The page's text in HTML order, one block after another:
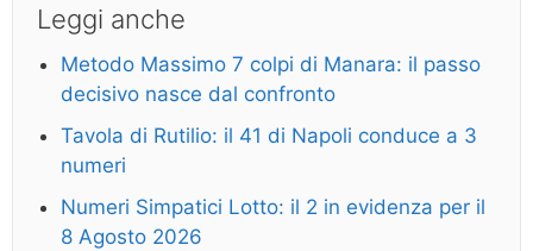
Leggi anche
Metodo Massimo 7 colpi di Manara: il passo
decisivo nasce dal confronto
Tavola di Rutilio: il 41 di Napoli conduce a 3
numeri
Numeri Simpatici Lotto: il 2 in evidenza per il
8 Agosto 2026